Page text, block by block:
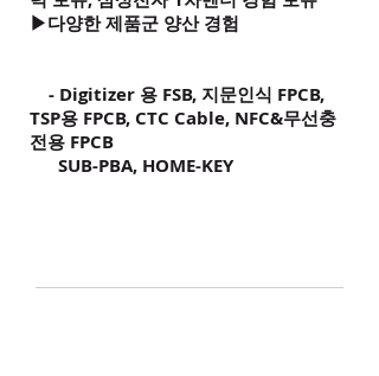
▶다양한 제품군 양산 경험
- Digitizer 용 FSB, 지문인식 FPCB,
TSP용 FPCB, CTC Cable, NFC&무선충
전용 FPCB
SUB-PBA, HOME-KEY